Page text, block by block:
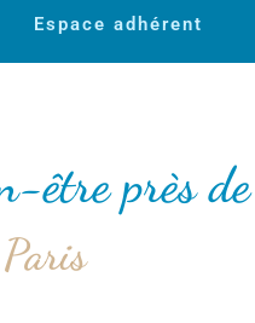
Espace adhérent
être près